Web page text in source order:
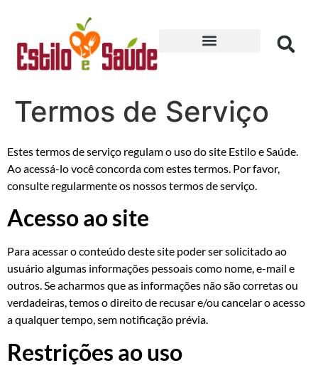
Termos de Serviço
Estes termos de serviço regulam o uso do site Estilo e Saúde.
Ao acessá-lo você concorda com estes termos. Por favor,
consulte regularmente os nossos termos de serviço.
Acesso ao site
Para acessar o conteúdo deste site poder ser solicitado ao
usuário algumas informações pessoais como nome, e-mail e
outros. Se acharmos que as informações não são corretas ou
verdadeiras, temos o direito de recusar e/ou cancelar o acesso
a qualquer tempo, sem notificação prévia.
Restrições ao uso